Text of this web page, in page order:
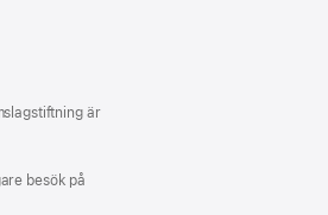
är
besök på